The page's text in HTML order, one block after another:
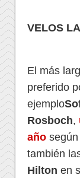
VELOS
El más
preferido
ejemplo
Rosboch,
año
también
Hilton en